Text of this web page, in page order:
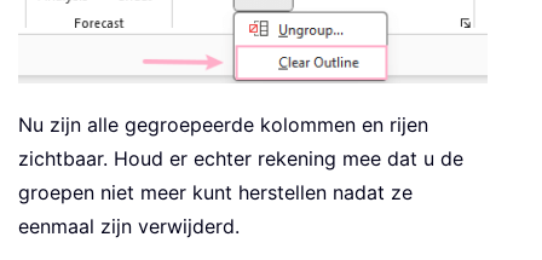
Nu zijn alle gegroepeerde kolommen en rijen
zichtbaar. Houd er echter rekening mee dat u de
groepen niet meer kunt herstellen nadat ze
eenmaal zijn verwijderd.